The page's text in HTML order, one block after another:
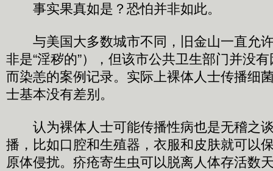
事实果真如是？恐怕并非如此。
与美国大多数城市不同，旧金山一直允
非是“淫秽的”），但该市公共卫生部门并没
而染恙的案例记录。实际上裸体人士传播细
士基本没有差别。
认为裸体人士可能传播性病也是无稽之
播，比如口腔和生殖器，衣服和皮肤就可以
原体侵扰。疥疮寄生虫可以脱离人体存活数